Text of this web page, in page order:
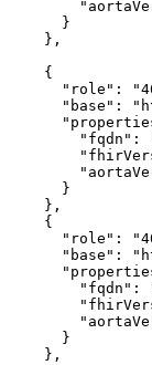
}
} ,
{
"role" :
"base" :
"fqdn" :
}
} ,
{
"role" :
"base" :
"fqdn" :
}
} ,